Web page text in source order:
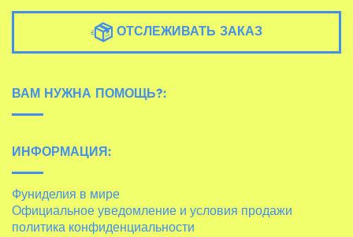
ОТСЛЕЖИВАТЬ ЗАКАЗ
ВАМ НУЖНА ПОМОЩЬ?:
ИНФОРМАЦИЯ:
Фуниделия в мире
Официальное уведомление и условия продажи
политика конфиденциальности